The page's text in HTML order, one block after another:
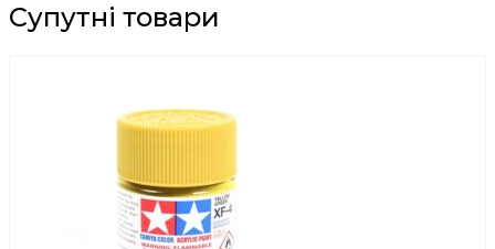
Супутні товари